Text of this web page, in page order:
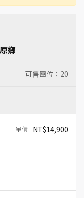
可售團位： 20
鄉
NT$14,900